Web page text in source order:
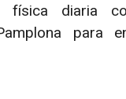
física diaria
para